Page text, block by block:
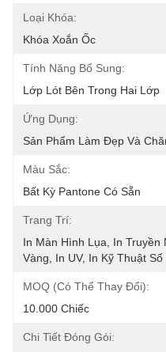
Loại Khóa:
Khóa Xoắn Ốc
Tính Năng Bổ Sung:
Lớp Lót Bên Trong Hai Lớp
Ứng Dụng:
Sản Phẩm Làm Đẹp Và
Màu Sắc:
Bất Kỳ Pantone Có Sẵn
Trang Trí:
In Màn Hình Lụa, In Truyền
Vàng, In UV, In Kỹ Thuật Số
MOQ (có Thể Thay Đổi):
10.000 Chiếc
Chi Tiết Đóng Gói: